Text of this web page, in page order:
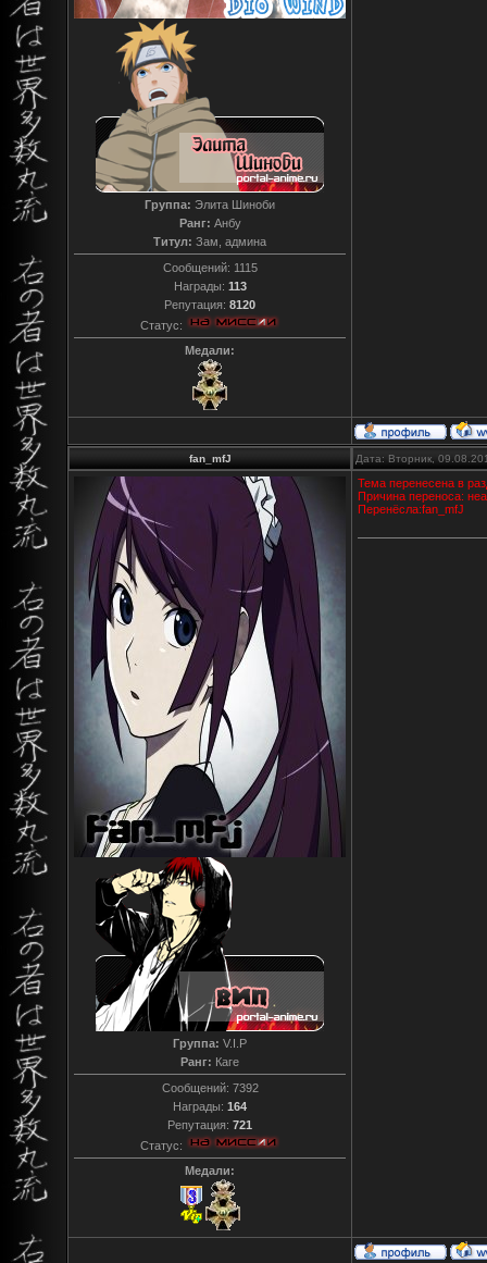
Группа: Элита Шиноби
Ранг: Анбу
Титул: Зам, админа
Сообщений: 1115
Награды: 113
Репутация: 8120
Статус:
Медали:
fan_mfJ Дата: Вторник,
Группа: V.I.P
Ранг: Каге
Сообщений: 7392
Награды: 164
Репутация: 721
Статус:
Медали:
Тема перенесена в
Причина переноса:
Перенёсла:fan_mfJ